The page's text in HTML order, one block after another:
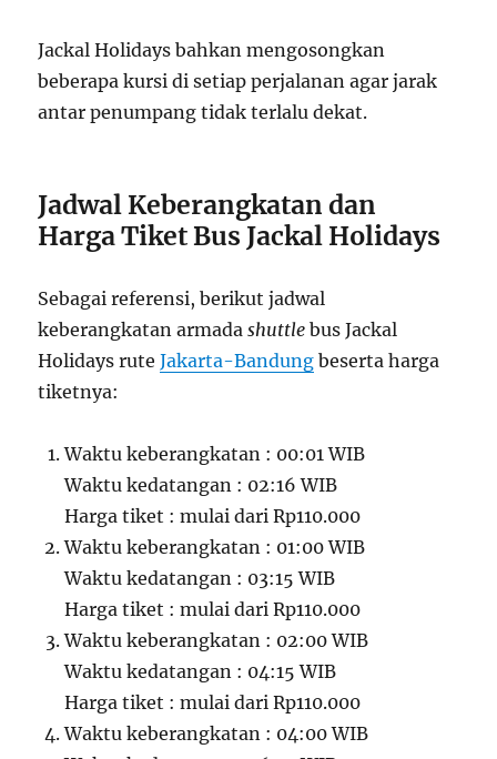
Jackal Holidays bahkan mengosongkan
beberapa kursi di setiap perjalanan agar jarak
antar penumpang tidak terlalu dekat.
Jadwal Keberangkatan dan
Harga Tiket Bus Jackal Holidays
Sebagai referensi, berikut jadwal
keberangkatan armadashuttlebus Jackal
Holidays ruteJakarta-Bandung beserta harga
tiketnya:
Waktu keberangkatan : 00:01 WIB
Waktu kedatangan : 02:16 WIB
Harga tiket : mulai dari Rp110.000
Waktu keberangkatan : 01:00 WIB
Waktu kedatangan : 03:15 WIB
Harga tiket : mulai dari Rp110.000
Waktu keberangkatan : 02:00 WIB
Waktu kedatangan : 04:15 WIB
Harga tiket : mulai dari Rp110.000
Waktu keberangkatan : 04:00 WIB